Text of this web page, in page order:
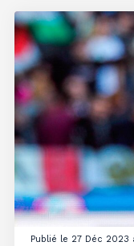
Publié le 27 Déc 2023